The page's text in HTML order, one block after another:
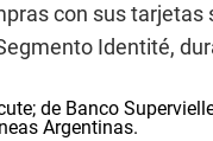
con sus
Identité,